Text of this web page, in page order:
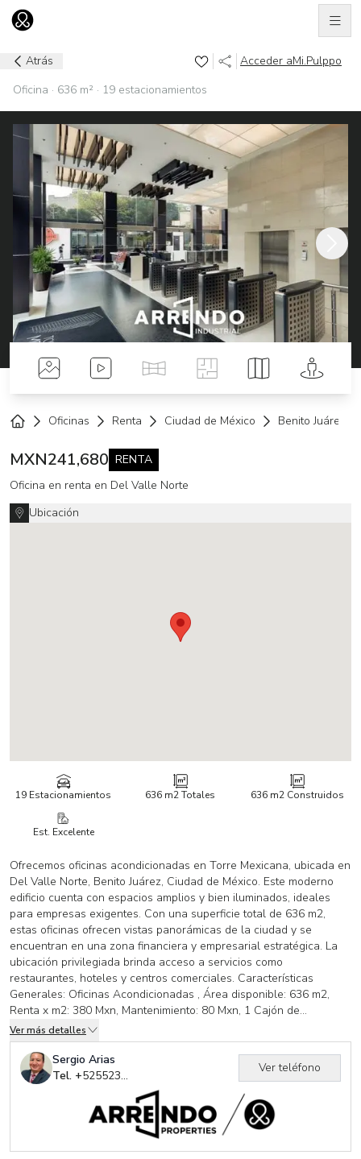
Ir al home
Atrás Acceder aMi.Pulppo
Oficina · 636 m² · 19 estacionamientos
Fotos Videos Tour VirtualPlanos Mapa Street
Oficinas Renta Ciudad de México Benito Juárez
MXN241,680 RENTA
Oficina en renta en Del Valle Norte
Ubicación
19 Estacionamientos 636 m2Totales 636 m2 Construidos
Est. Excelente
Ofrecemos oficinas acondicionadas en Torre Mexicana, ubicada en
Del Valle Norte, Benito Juárez, Ciudad de México. Este moderno
edificio cuenta con espacios amplios y bien iluminados, ideales
para empresas exigentes. Con una superficie total de 636 m2,
estas oficinas ofrecen vistas panorámicas de la ciudad y se
encuentran en una zona financiera y empresarial estratégica. La
ubicación privilegiada brinda acceso a servicios como
restaurantes, hoteles y centros comerciales. Características
Generales: Oficinas Acondicionadas , Área disponible: 636 m2,
Renta x m2: 380 Mxn, Mantenimiento: 80 Mxn, 1 Cajón de
Estacionamiento por cada 32 m2. Entrega Inmediata. Las oficinas
cuentan con aire acondicionado, alarma, circuito cerrado, elevador
y seguridad 24 horas. Contáctanos para agendar una visita y
conocer más detalles.
Ver más detalles
Sergio Arias
Tel. +525523850583
Ver teléfono